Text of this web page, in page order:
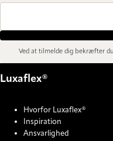
Ved at tilmelde dig bekræfter
Luxaflex®
Hvorfor Luxaflex®
Inspiration
Ansvarlighed